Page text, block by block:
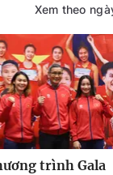
Xem theo
trình Gala